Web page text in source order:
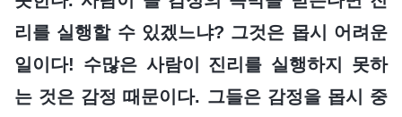
리를 실행할 수 있겠느냐? 그것은 몹시 어려운
일이다! 수많은 사람이 진리를 실행하지 못하
는 것은 감정 때문이다. 그들은 감정을 몹시 중